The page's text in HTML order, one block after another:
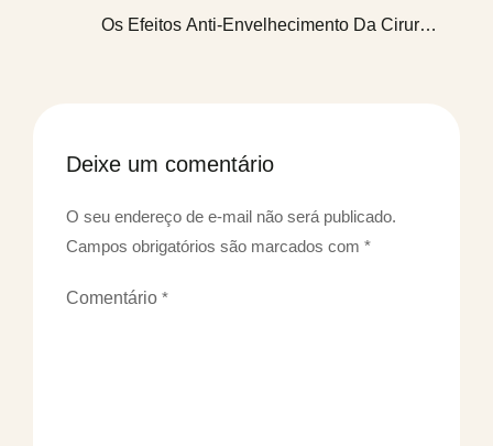
Os Efeitos Anti-Envelhecimento Da Cirurgia
Deixe um comentário
O seu endereço de e-mail não será publicado.
Campos obrigatórios são marcados com *
Comentário *